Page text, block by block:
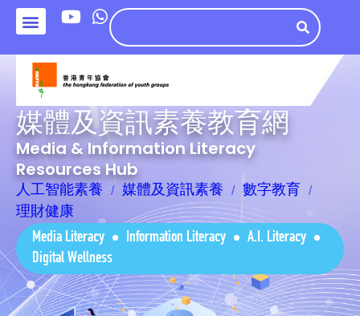
媒體及資訊素養教育網
Media & Information Literacy
Resources Hub
人工智能素養 媒體及資訊素養
數字教育
理財健康
Media Literacy Information Literacy
A.I. Literacy
Digital Wellness